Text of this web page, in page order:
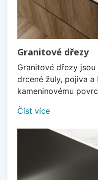
Granitové dřezy
Granitové dřezy
drcené žuly, pojiva a
kameninovému
Číst více